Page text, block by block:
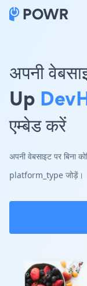
अपनी
Up
एम्बेड करें
अपनी वेबसाइट पर बिना
platform_type जोड़ें।